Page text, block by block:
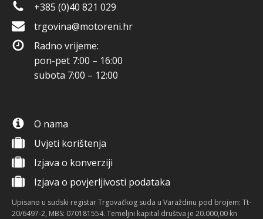
+385 (0)40 821 029
trgovina@motoreni.hr
Radno vrijeme:
pon-pet 7:00 – 16:00
subota 7:00 – 12:00
O nama
Uvjeti korištenja
Izjava o konverziji
Izjava o povjerljivosti podataka
Upisano u sudski registar Trgovačkog suda u Varaždinu pod brojem: Tt-
20/6497-2, MBS: 070181554. Temeljni kapital društva je 20.000,00 kn